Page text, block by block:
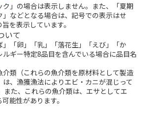
ク」の場合は表示しません。また、「夏期
などとなる場合は、記号での表示はせ
を表示しています。
いて
「卵」「乳」「落花生」「えび」「か
ルギー特定8品目を含んでいる場合に品目名
類（これらの魚介類を原材料として製造
、漁獲漁法によりエビ・カニが混じって
また、これらの魚介類は、エサとしてエ
能性があります。